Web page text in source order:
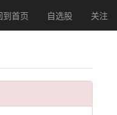
到首页 自选股 关注